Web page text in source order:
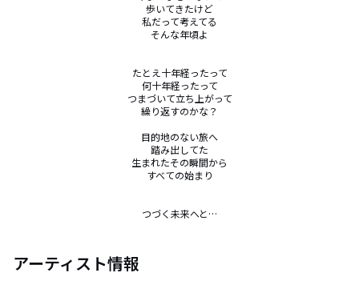
歩いてきたけど
私だって考えてる
そんな年頃よ
たとえ十年経ったって
何十年経ったって
つまづいて立ち上がって
繰り返すのかな？
目的地のない旅へ
踏み出してた
生まれたその瞬間から
すべての始まり
つづく未来へと…
アーティスト情報